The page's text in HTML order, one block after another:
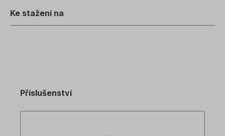
Ke stažení na
Příslušenství